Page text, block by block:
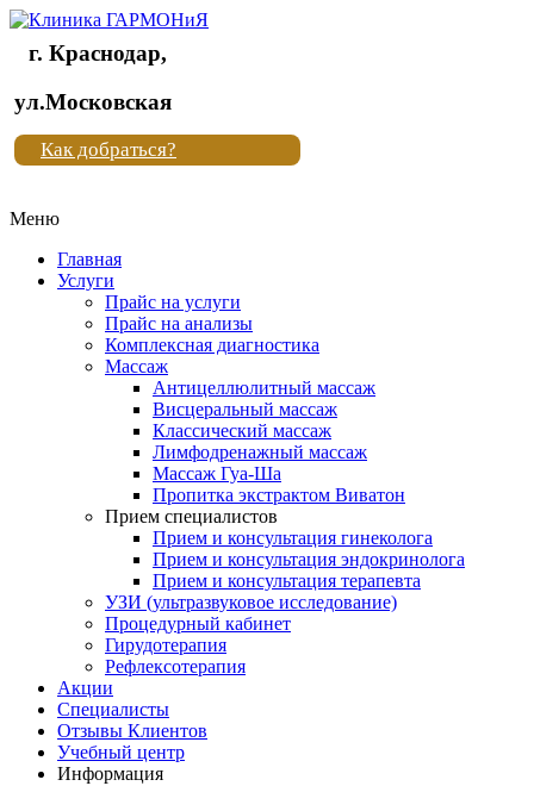
Клиника
"Новая
жизнь"
Клиника
жизнь"
г. Краснодар,
ул.Московская
Как добраться?
Меню
Главная
Услуги
Прайс на услуги
Прайс на анализы
Комплексная диагностика
Массаж
Антицеллюлитный массаж
Висцеральный массаж
Классический массаж
Лимфодренажный массаж
Массаж Гуа-Ша
Пропитка экстрактом Виватон
Прием специалистов
Прием и консультация гинеколога
Прием и консультация эндокринолога
Прием и консультация терапевта
УЗИ (ультразвуковое исследование)
Процедурный кабинет
Гирудотерапия
Рефлексотерапия
Акции
Специалисты
Отзывы Клиентов
Учебный центр
Информация